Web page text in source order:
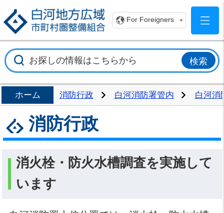
白
For Foreigners
ホーム 消防行政 白河消防署管内 白河消
消防行政
消火栓・防火水槽調査を実施して
います